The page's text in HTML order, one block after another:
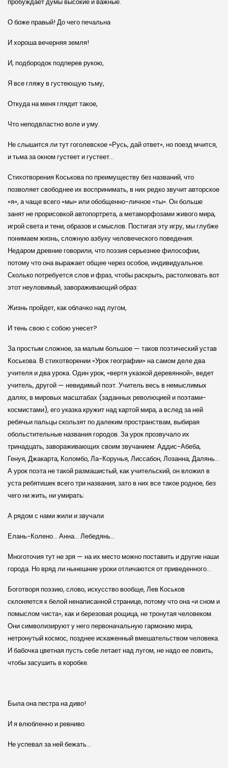
О боже правый! До чего печальна
И хороша вечерняя земля!
И, подбородок подперев рукою,
Я все гляжу в густеющую тьму,
Откуда на меня глядит такое,
Что неподвластно воле и уму.
Не слышится ли тут гоголевское «Русь, дай ответ», но поезд мчится,
и тьма за окном густеет и густеет…
Стихотворения Коськова по преимуществу без названий, что
позволяет свободнее их воспринимать, в них редко звучит авторское
«я», а чаще всего «мы» или обобщенно-личное «ты». Он больше
занят не прорисовкой автопортрета, а метаморфозами живого мира,
игрой света и тени, образов и смыслов. Постигая эту игру, мы глубже
понимаем жизнь, сложную азбуку человеческого поведения.
Недаром древние говорили, что поэзия серьезнее философии,
потому что она выражает общее через особое, индивидуальное.
Сколько потребуется слов и фраз, чтобы раскрыть, растолковать вот
этот неуловимый, завораживающий образ:
Жизнь пройдет, как облачко над лугом,
И тень свою с собою унесет?
За простым сложное, за малым большое — таков поэтический устав
Коськова. В стихотворении «Урок географии» на самом деле два
учителя и два урока. Один урок, «вертя указкой деревянной», ведет
учитель, другой — невидимый поэт. Учитель весь в немыслимых
далях, в мировых масштабах (заданных революцией и поэтами-
космистами), его указка кружит над картой мира, а вслед за ней
ребячьи пальцы скользят по далеким пространствам, выбирая
обольстительные названия городов. За урок прозвучало их
тринадцать, завораживающих своим звучанием: Аддис-Абеба,
Генуя, Джакарта, Коломбо, Ла-Корунья, Лиссабон, Лозанна, Далянь…
А урок поэта не такой размашистый, как учительский, он вложил в
уста ребятишек всего три названия, зато в них все такое родное, без
чего ни жить, ни умирать:
А рядом с нами жили и звучали
Елань-Колено… Анна… Лебедянь…
Многоточия тут не зря — на их место можно поставить и другие наши
города. Но вряд ли нынешние уроки отличаются от приведенного…
Боготворя поэзию, слово, искусство вообще, Лев Коськов
склоняется к белой ненаписанной странице, потому что она «и сном и
помыслом чиста», как и березовая рощица, не тронутая человеком.
Они символизируют у него первоначальную гармонию мира,
нетронутый космос, позднее искаженный вмешательством человека.
И бабочка цветная пусть себе летает над лугом, не надо ее ловить,
чтобы засушить в коробке.
Была она пестра на диво!
И я влюбленно и ревниво
Не успевал за ней бежать…